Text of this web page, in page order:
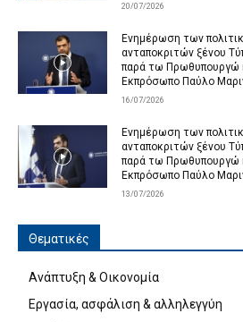
20/07/2026
Ενημέρωση των
ανταποκριτών ξένου
παρά τω Πρωθυπουργώ
Εκπρόσωπο Παύλο
16/07/2026
Ενημέρωση των
ανταποκριτών ξένου
παρά τω Πρωθυπουργώ
Εκπρόσωπο Παύλο
13/07/2026
Θεματικές
Ανάπτυξη & Οικονομία
Εργασία, ασφάλιση & αλληλεγγύη